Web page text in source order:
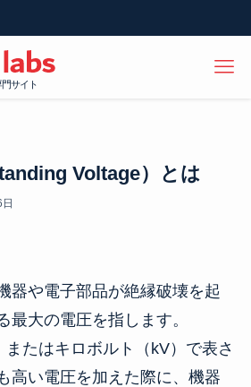
サイト
Voltage）とは
器や電子部品が絶縁破壊を起
最大の電圧を指します。
たはキロボルト（kV）で表さ
高い電圧を加えた際に、機器